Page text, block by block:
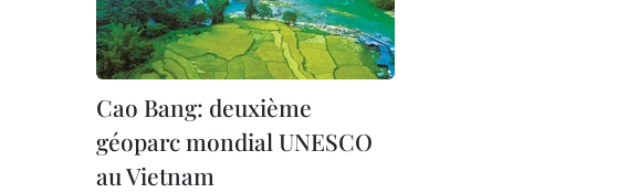
Cao Bang: deuxième
géoparc mondial UNESCO
au Vietnam